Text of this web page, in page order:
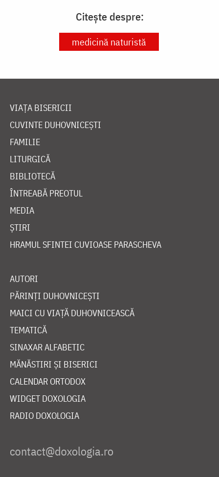
Citește despre:
medicină naturistă
VIAȚA BISERICII
CUVINTE DUHOVNICEȘTI
FAMILIE
LITURGICĂ
BIBLIOTECĂ
ÎNTREABĂ PREOTUL
MEDIA
ȘTIRI
HRAMUL SFINTEI CUVIOASE PARASCHEVA
AUTORI
PĂRINȚI DUHOVNICEȘTI
MAICI CU VIAȚĂ DUHOVNICEASCĂ
TEMATICĂ
SINAXAR ALFABETIC
MĂNĂSTIRI ȘI BISERICI
CALENDAR ORTODOX
WIDGET DOXOLOGIA
RADIO DOXOLOGIA